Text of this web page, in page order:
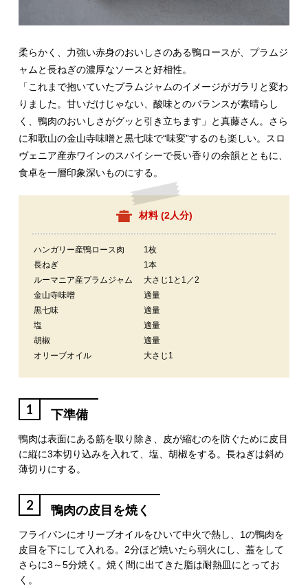
柔らかく、力強い赤身のおいしさのある鴨ロースが、プラムジ
ャムと長ねぎの濃厚なソースと好相性。
「これまで抱いていたプラムジャムのイメージがガラリと変わ
りました。甘いだけじゃない、酸味とのバランスが素晴らし
く、鴨肉のおいしさがグッと引き立ちます」と真藤さん。さら
に和歌山の金山寺味噌と黒七味で“味変”するのも楽しい。スロ
ヴェニア産赤ワインのスパイシーで長い香りの余韻とともに、
食卓を一層印象深いものにする。
材料 (2人分)
ハンガリー産鴨ロース肉
1枚
長ねぎ
1本
ルーマニア産プラムジャム
大さじ1と1／2
金山寺味噌
適量
黒七味
適量
塩
適量
胡椒
適量
オリーブオイル
大さじ1
1 下準備
鴨肉は表面にある筋を取り除き、皮が縮むのを防ぐために皮目
に縦に3本切り込みを入れて、塩、胡椒をする。長ねぎは斜め
薄切りにする。
2 鴨肉の皮目を焼く
フライパンにオリーブオイルをひいて中火で熱し、1の鴨肉を
皮目を下にして入れる。2分ほど焼いたら弱火にし、蓋をして
さらに3～5分焼く。焼く間に出てきた脂は耐熱皿にとってお
く。